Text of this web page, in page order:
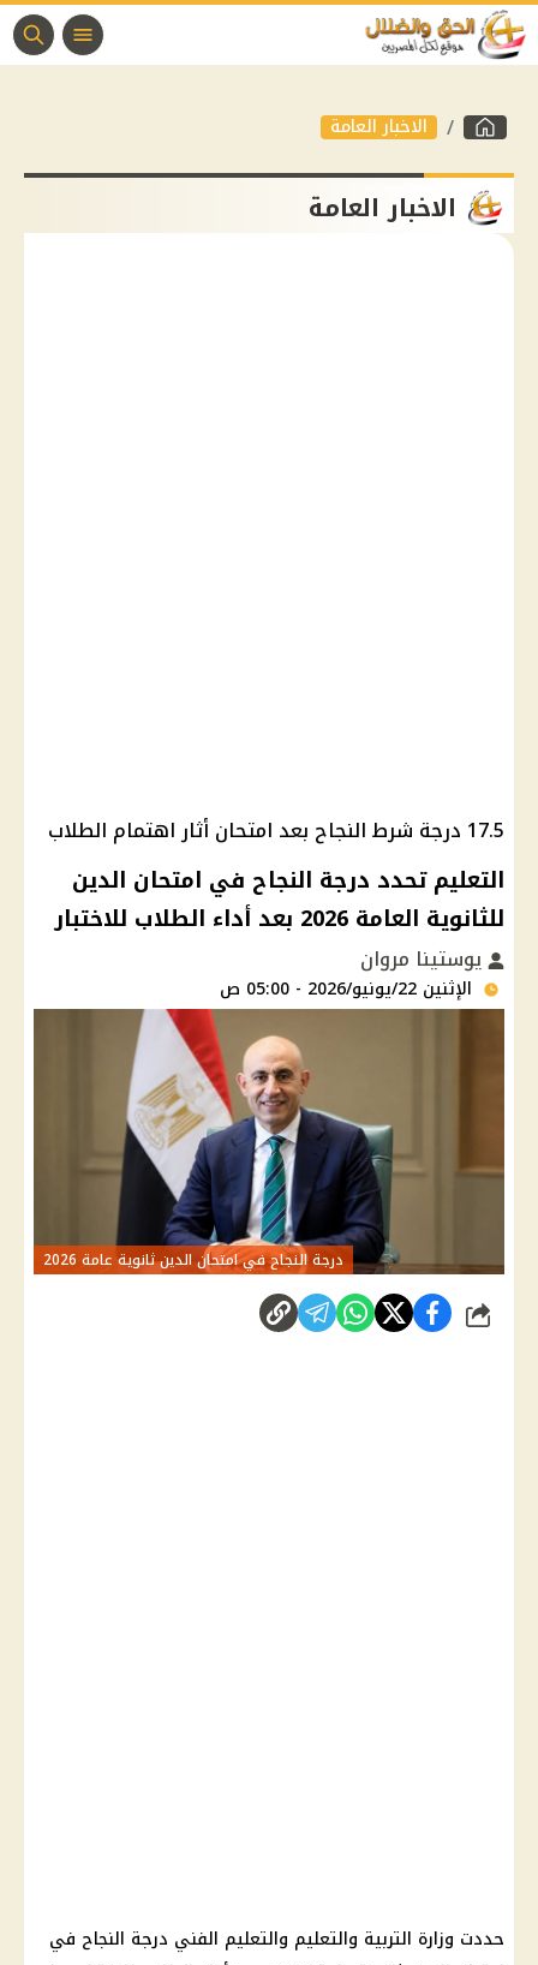
الاخبار العامة
الاخبار العامة
17.5 درجة شرط النجاح بعد امتحان أثار اهتمام الطلاب
التعليم تحدد درجة النجاح في امتحان الدين
للثانوية العامة 2026 بعد أداء الطلاب للاختبار
يوستينا مروان
الإثنين 22/يونيو/2026 - 05:00 ص
درجة النجاح في امتحان الدين ثانوية عامة 2026
شارك
حددت وزارة التربية والتعليم والتعليم الفني درجة النجاح في